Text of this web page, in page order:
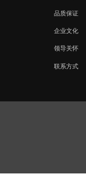
品质保证
企业文化
领导关怀
联系方式